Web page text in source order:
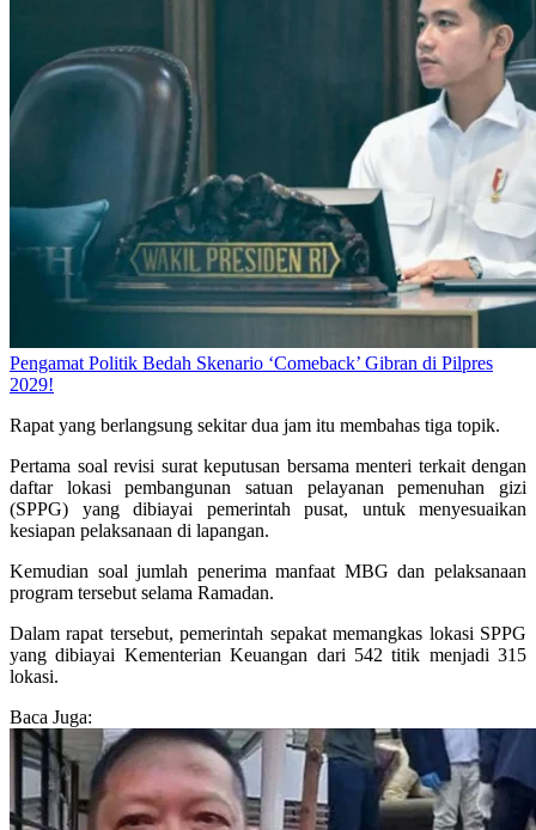
Pengamat Politik Bedah Skenario ‘Comeback’ Gibran di Pilpres
2029!
Rapat yang berlangsung sekitar dua jam itu membahas tiga topik.
Pertama soal revisi surat keputusan bersama menteri terkait dengan
daftar lokasi pembangunan satuan pelayanan pemenuhan gizi
(SPPG) yang dibiayai pemerintah pusat, untuk menyesuaikan
kesiapan pelaksanaan di lapangan.
Kemudian soal jumlah penerima manfaat MBG dan pelaksanaan
program tersebut selama Ramadan.
Dalam rapat tersebut, pemerintah sepakat memangkas lokasi SPPG
yang dibiayai Kementerian Keuangan dari 542 titik menjadi 315
lokasi.
Baca Juga: